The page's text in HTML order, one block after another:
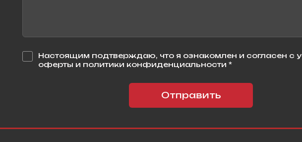
Настоящим подтверждаю, что я ознакомлен и согласен с
оферты и политики конфиденциальности *
Отправить